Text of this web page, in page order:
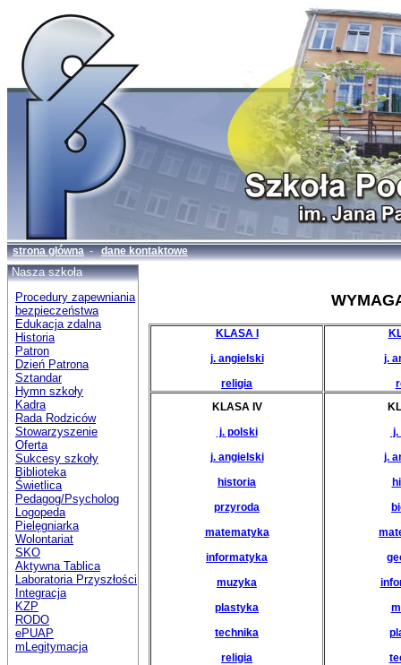
strona główna- dane kontaktowe
Nasza szkoła
Procedury zapewniania
bezpieczeństwa
Edukacja zdalna
Historia
Patron
Dzień Patrona
Sztandar
Hymn szkoły
Kadra
Rada Rodziców
Stowarzyszenie
Oferta
Sukcesy szkoły
Biblioteka
Świetlica
Pedagog/Psycholog
Logopeda
Pielęgniarka
Wolontariat
SKO
Aktywna Tablica
Laboratoria Przyszłości
Integracja
KZP
RODO
ePUAP
mLegitymacja
KLASA I
j. angielski
religia
j.
KLASA IV
j. polski
j. angielski
historia
przyroda
matematyka
informatyka
muzyka
plastyka
technika
religia
j.
j.